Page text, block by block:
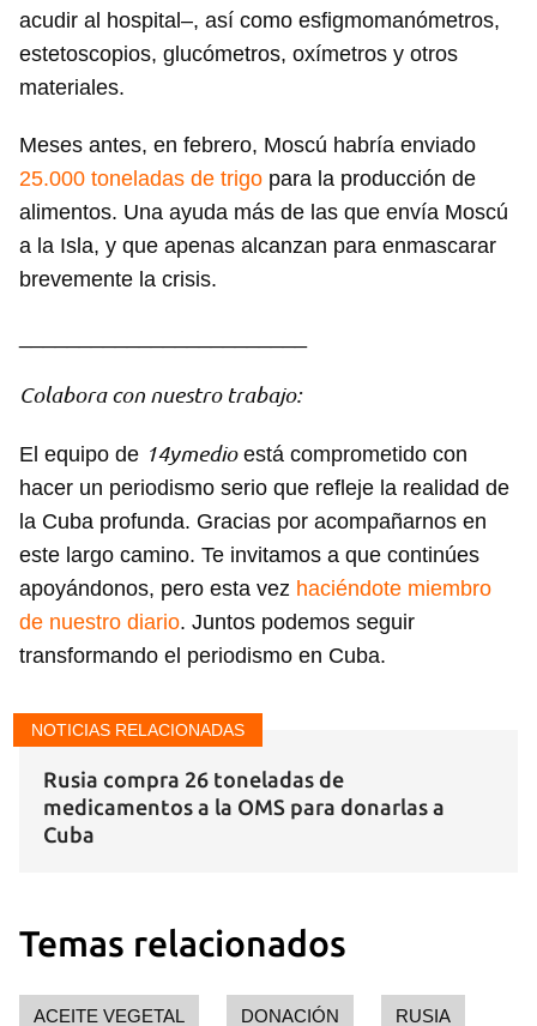
Guardar como favorito
iniciar sesión con tu cuenta de 14ymedio.
INICIAR SESIÓN CANCELAR
acudir al hospital–, así como esfigmomanómetros,
estetoscopios, glucómetros, oxímetros y otros
materiales.
Meses antes, en febrero, Moscú habría enviado
25.000 toneladas de trigo para la producción de
alimentos. Una ayuda más de las que envía Moscú
a la Isla, y que apenas alcanzan para enmascarar
brevemente la crisis.
Colabora con nuestro trabajo:
El equipo de 14ymedioestá comprometido con
hacer un periodismo serio que refleje la realidad de
la Cuba profunda. Gracias por acompañarnos en
este largo camino. Te invitamos a que continúes
apoyándonos, pero esta vez haciéndote miembro
de nuestro diario. Juntos podemos seguir
transformando el periodismo en Cuba.
NOTICIAS RELACIONADAS
Rusia compra 26 toneladas de
medicamentos a la OMS para donarlas a
Cuba
Temas relacionados
ACEITE VEGETAL DONACIÓN RUSIA